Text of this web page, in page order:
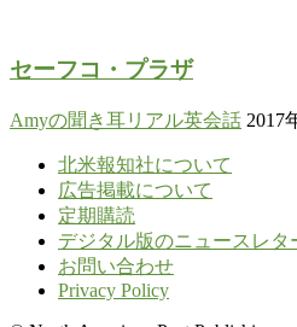
セーフコ・プラザ
Amyの聞き耳リアル英会話 2017
北米報知社について
広告掲載について
定期購読
デジタル版のニュースレタ
お問い合わせ
Privacy Policy